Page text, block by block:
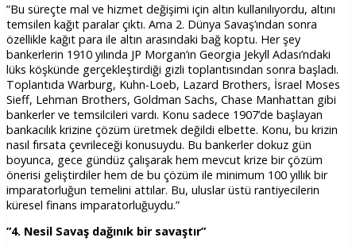
”Bu süreçte mal ve hizmet değişimi için altın kullanılıyordu, altını
temsilen kağıt paralar çıktı. Ama 2. Dünya Savaş’ından sonra
özellikle kağıt para ile altın arasındaki bağ koptu. Her şey
bankerlerin 1910 yılında JP Morgan’ın Georgia Jekyll Adası’ndaki
lüks köşkünde gerçekleştirdiği gizli toplantısından sonra başladı.
Toplantıda Warburg, Kuhn-Loeb, Lazard Brothers, İsrael Moses
Sieff, Lehman Brothers, Goldman Sachs, Chase Manhattan gibi
bankerler ve temsilcileri vardı. Konu sadece 1907’de başlayan
bankacılık krizine çözüm üretmek değildi elbette. Konu, bu krizin
nasıl fırsata çevrileceği konusuydu. Bu bankerler dokuz gün
boyunca, gece gündüz çalışarak hem mevcut krize bir çözüm
önerisi geliştirdiler hem de bu çözüm ile minimum 100 yıllık bir
imparatorluğun temelini attılar. Bu, uluslar üstü rantiyecilerin
küresel finans imparatorluğuydu.”
”4. Nesil Savaş dağınık bir savaştır”